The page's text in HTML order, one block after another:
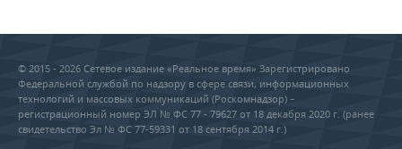
© 2015 - 2026 Сетевое издание «Реальное время» Зарегистрировано
Федеральной службой по надзору в сфере связи, информационных
технологий и массовых коммуникаций (Роскомнадзор) –
регистрационный номер ЭЛ № ФС 77 - 79627 от 18 декабря 2020 г. (ранее
свидетельство Эл № ФС 77-59331 от 18 сентября 2014 г.)